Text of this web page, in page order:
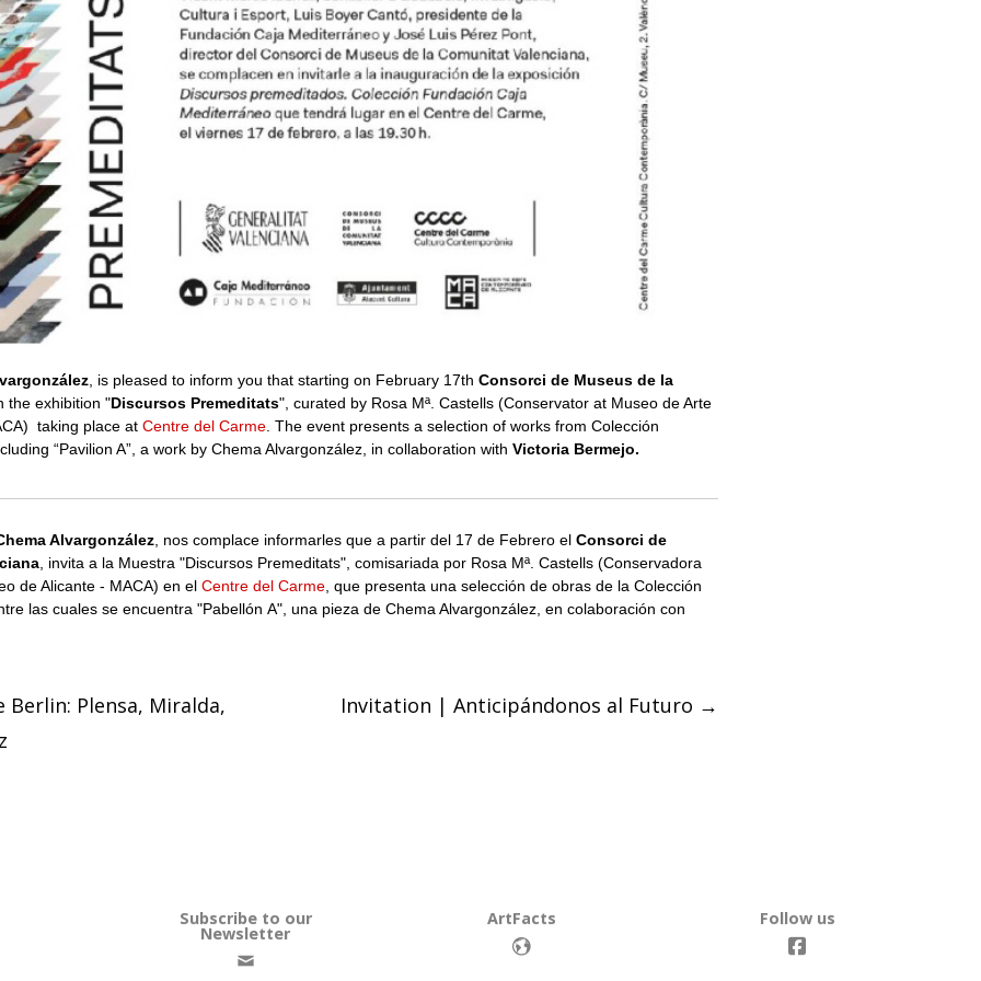
, is pleased to inform you that starting on February 17th Consorci de Museus de la
the exhibition "Discursos Premeditats", curated by Rosa Mª. Castells (Conservator at Museo de Arte
taking place at Centre del Carme . The event presents a selection of works from Colección
“Pavilion A”, a work by Chema Alvargonzález, in collaboration with Victoria Bermejo.
Alvargonzález , nos complace informarles que a partir del 17 de Febrero el Consorci de
, invita a la Muestra "Discursos Premeditats", comisariada por Rosa Mª. Castells (Conservadora
de Alicante - MACA) en el Centre del Carme , que presenta una selección de obras de la Colección
las cuales se encuentra "Pabellón A", una pieza de Chema Alvargonzález, en colaboración con
Plensa, Miralda,
Invitation | Anticipándonos al Futuro →
Subscribe to our
Newsletter
ArtFacts Follow us